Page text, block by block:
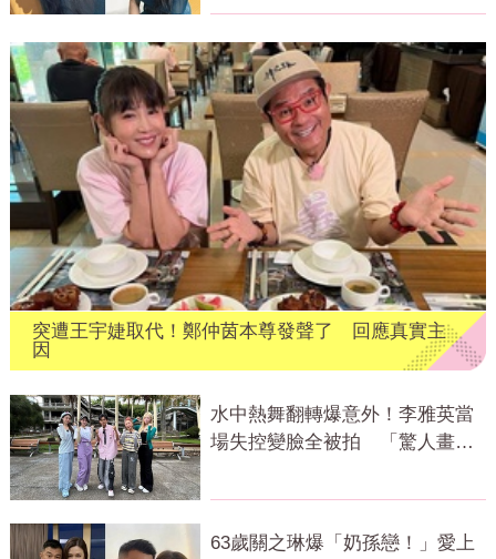
突遭王宇婕取代！鄭仲茵本尊發聲了 回應真實主
因
水中熱舞翻轉爆意外！李雅英當
場失控變臉全被拍 「驚人畫
63歲關之琳爆「奶孫戀！」愛上